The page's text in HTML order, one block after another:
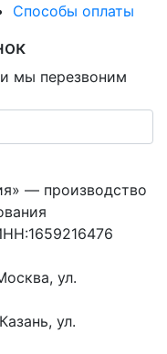
Способы оплаты
мы перезвоним
— производство
ул.
ул.